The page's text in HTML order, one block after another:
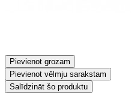
Pievienot grozam
Pievienot vēlmju sarakstam
Salīdzināt šo produktu